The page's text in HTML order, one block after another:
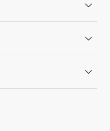
станут основой